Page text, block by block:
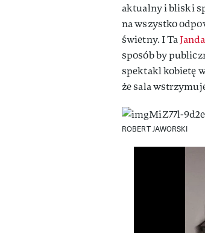
aktualny i bliski
na wszystko
świetny. I TaJanda
sposób by
spektakl kobietę
że sala
ROBERT JAWORSKI